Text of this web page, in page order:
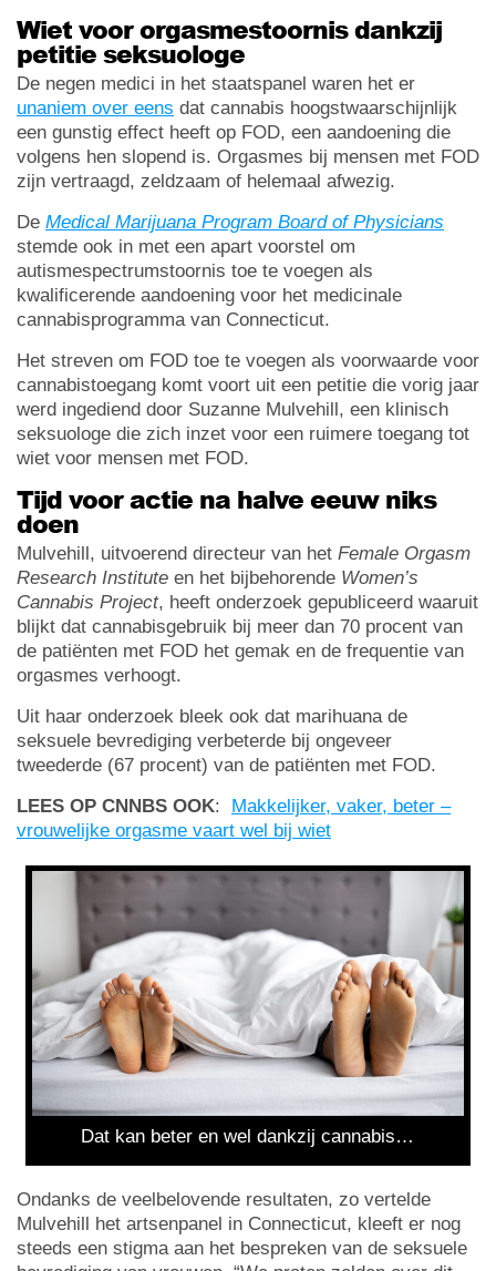
Wiet voor orgasmestoornis dankzij
petitie seksuologe
De negen medici in het staatspanel waren het er
unaniem over eens dat cannabis hoogstwaarschijnlijk
een gunstig effect heeft op FOD, een aandoening die
volgens hen slopend is. Orgasmes bij mensen met FOD
zijn vertraagd, zeldzaam of helemaal afwezig.
De Medical Marijuana Program Board of Physicians
stemde ook in met een apart voorstel om
autismespectrumstoornis toe te voegen als
kwalificerende aandoening voor het medicinale
cannabisprogramma van Connecticut.
Het streven om FOD toe te voegen als voorwaarde voor
cannabistoegang komt voort uit een petitie die vorig jaar
werd ingediend door Suzanne Mulvehill, een klinisch
seksuologe die zich inzet voor een ruimere toegang tot
wiet voor mensen met FOD.
Tijd voor actie na halve eeuw niks
doen
Mulvehill, uitvoerend directeur van het Female Orgasm
Research Institute en het bijbehorende Women’s
Cannabis Project, heeft onderzoek gepubliceerd waaruit
blijkt dat cannabisgebruik bij meer dan 70 procent van
de patiënten met FOD het gemak en de frequentie van
orgasmes verhoogt.
Uit haar onderzoek bleek ook dat marihuana de
seksuele bevrediging verbeterde bij ongeveer
tweederde (67 procent) van de patiënten met FOD.
LEES OP CNNBS OOK: Makkelijker, vaker, beter –
vrouwelijke orgasme vaart wel bij wiet
Dat kan beter en wel dankzij cannabis…
Ondanks de veelbelovende resultaten, zo vertelde
Mulvehill het artsenpanel in Connecticut, kleeft er nog
steeds een stigma aan het bespreken van de seksuele